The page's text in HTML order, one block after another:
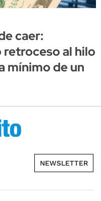
caer:
al hilo
mínimo de un
NEWSLETTER